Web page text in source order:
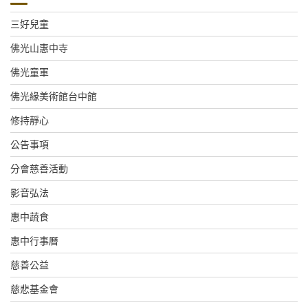
三好兒童
佛光山惠中寺
佛光童軍
佛光緣美術館台中館
修持靜心
公告事項
分會慈善活動
影音弘法
惠中蔬食
惠中行事曆
慈善公益
慈悲基金會